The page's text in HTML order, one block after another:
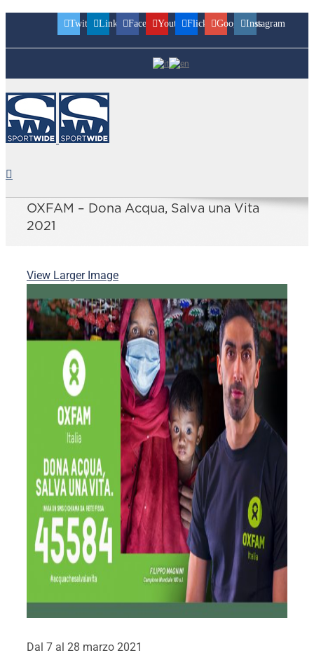
TwitterLinkedinFacebookYoutubeFlickr GoogleplusInstagram
OXFAM – Dona Acqua, Salva una Vita
2021
View Larger Image
Dal 7 al 28 marzo 2021